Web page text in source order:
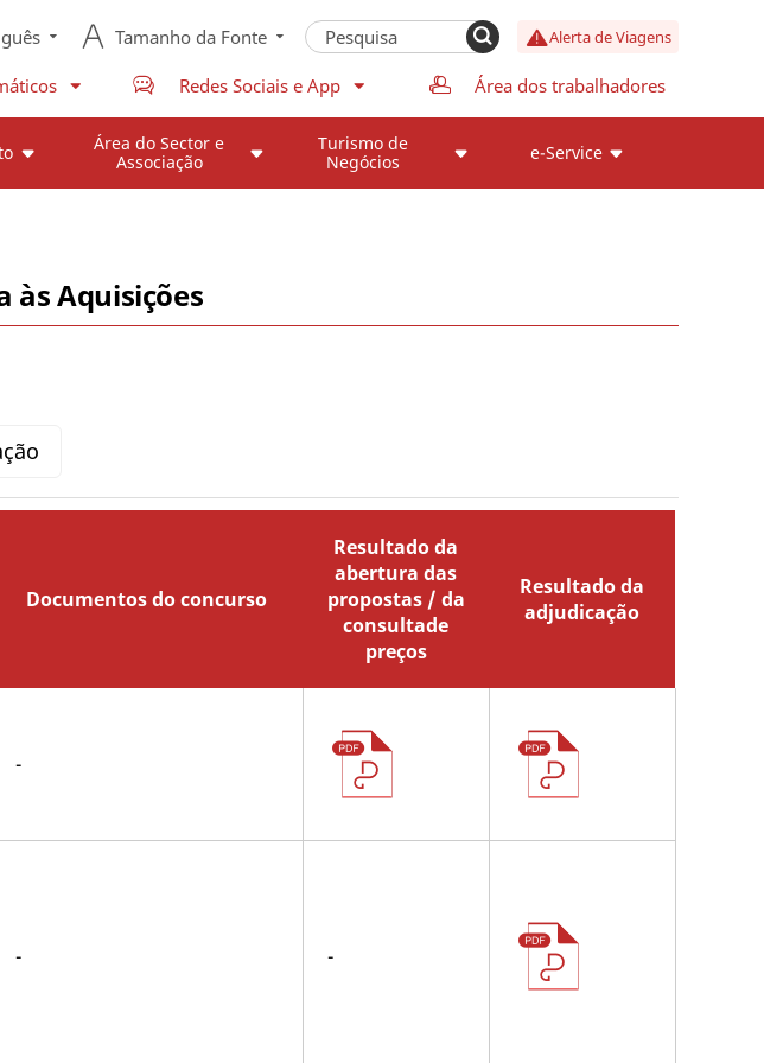
Tamanho da Fonte Alerta de Viagens
Redes Sociais e App Área dos trabalhadores
Área do Sector e
Associação
Turismo de
Negócios
e-Service
às Aquisições
Documentos do concurso
Resultado da
abertura das
propostas / da
consultade
preços
Resultado da
adjudicação
-
- -